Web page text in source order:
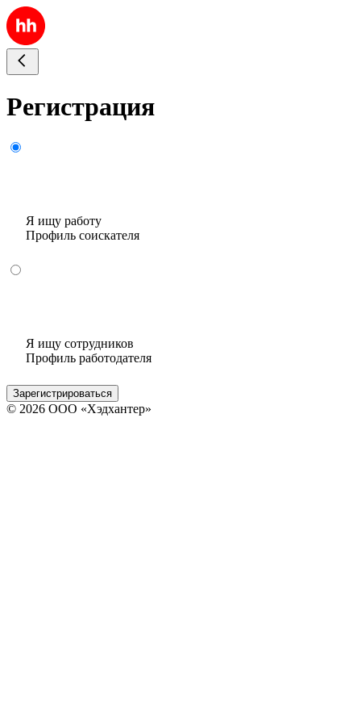
Регистрация
Я ищу работу
Профиль соискателя
Я ищу сотрудников
Профиль работодателя
Зарегистрироваться
© 2026 ООО «Хэдхантер»